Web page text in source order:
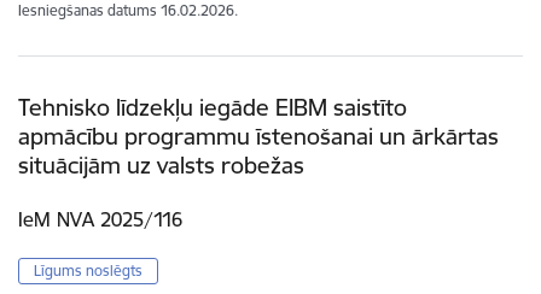
Iesniegšanas datums 16.02.2026.
Tehnisko līdzekļu iegāde EIBM saistīto
apmācību programmu īstenošanai un ārkārtas
situācijām uz valsts robežas
IeM NVA 2025/116
Līgums noslēgts